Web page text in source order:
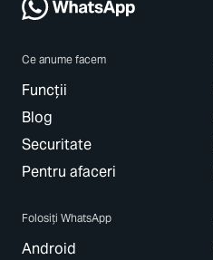
Ce anume facem
Funcții
Blog
Securitate
Pentru afaceri
Folosiți WhatsApp
Android